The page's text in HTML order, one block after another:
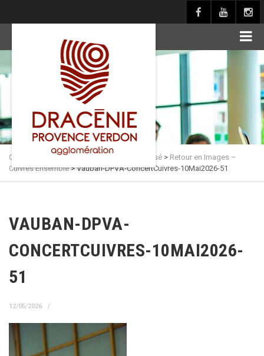
Culture en Dracénie Non classé > Retour en Images –
Cuivres Ensemble>Vauban-DPVA-ConcertCuivres-10Mai2026-51
VAUBAN-DPVA-
CONCERTCUIVRES-10MAI2026-
51
12/05/2026